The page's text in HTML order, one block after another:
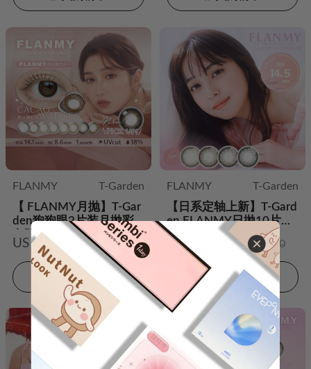
FLANMY
T-Garden
【 FLANMY月抛】T-Gar
den狗狗眼2片装月抛彩
色隐形眼镜
US $11.98 US $24.00
加入购物车
FLANMY
T-Garden
【日系定轴上新】T-Gard
en FLANMY日抛10片装
彩色隐形眼镜
US $15.98 US $24.00
加入购物车